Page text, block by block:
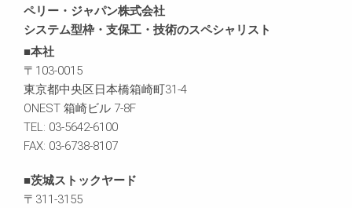
ペリー・ジャパン株式会社
システム型枠・支保工・技術のスペシャリスト
■本社
〒103-0015
東京都中央区日本橋箱崎町31-4
ONEST 箱崎ビル 7-8F
TEL: 03-5642-6100
FAX: 03-6738-8107
■茨城ストックヤード
〒311-3155